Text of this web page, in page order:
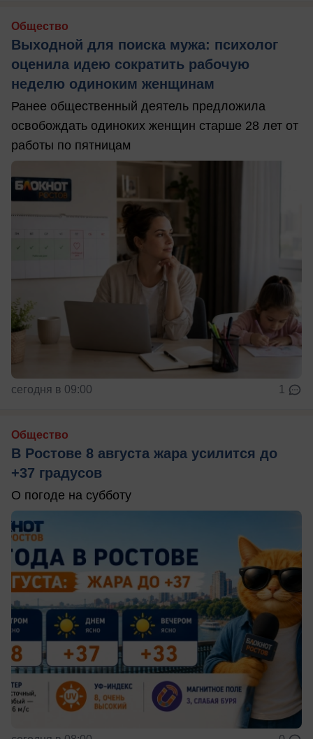
Общество
Выходной для поиска мужа: психолог
оценила идею сократить рабочую
неделю одиноким женщинам
Ранее общественный деятель предложила
освобождать одиноких женщин старше 28 лет от
работы по пятницам
сегодня в 09:00 1
Общество
В Ростове 8 августа жара усилится до
+37 градусов
О погоде на субботу